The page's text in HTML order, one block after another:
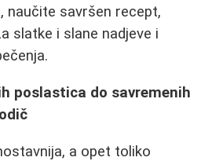
naučite savršen recept,
slatke i slane nadjeve i
poslastica do savremenih
a opet toliko